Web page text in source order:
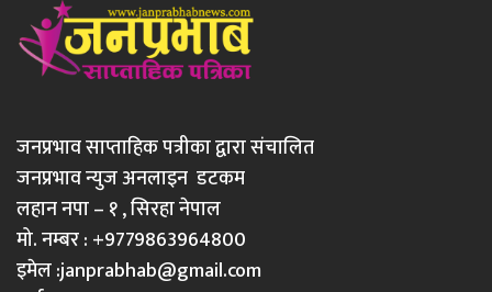
जनप्रभाव साप्ताहिक पत्रीका द्वारा संचालित
जनप्रभाव न्युज अनलाइन डटकम
लहान नपा – १ , सिरहा नेपाल
मो. नम्बर : +9779863964800
इमेल :janprabhab@gmail.com